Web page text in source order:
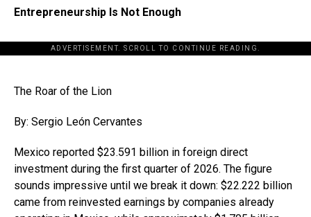
Entrepreneurship Is Not Enough
ADVERTISEMENT. SCROLL TO CONTINUE READING.
[adsforwp id="243463"]
The Roar of the Lion
By: Sergio León Cervantes
Mexico reported $23.591 billion in foreign direct
investment during the first quarter of 2026. The figure
sounds impressive until we break it down: $22.222 billion
came from reinvested earnings by companies already